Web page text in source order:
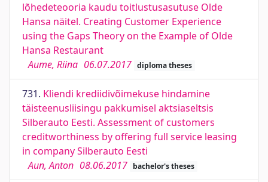
lõhedeteooria kaudu toitlustusasutuse Olde
Hansa näitel. Creating Customer Experience
using the Gaps Theory on the Example of Olde
Hansa Restaurant
Aume, Riina 06.07.2017 diploma theses
731. Kliendi krediidivõimekuse hindamine
täisteenusliisingu pakkumisel aktsiaseltsis
Silberauto Eesti. Assessment of customers
creditworthiness by offering full service leasing
in company Silberauto Eesti
Aun, Anton 08.06.2017 bachelor's theses